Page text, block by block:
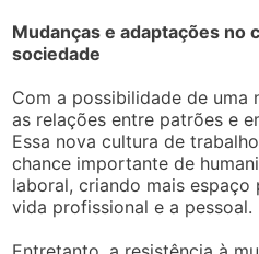
Mudanças e adaptações no
sociedade
Com a possibilidade de uma
as relações entre patrões e
Essa nova cultura de
chance importante de
laboral, criando mais
vida profissional e a pessoal.